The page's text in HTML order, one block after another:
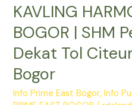
KAVLING
BOGOR | SHM
Dekat Tol
Bogor
Info Prime East Bogor,Info